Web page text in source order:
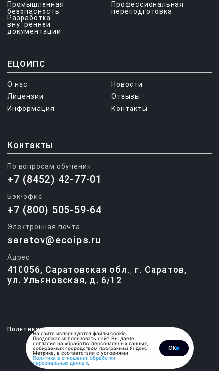
Промышленная
безопасность
Профессиональная
переподготовка
Разработка
внутренней
документации
ЕЦОИПС
О нас
Новости
Лицензии
Отзывы
Информация
Контакты
Контакты
По вопросам обучения
+7 (8452) 42-77-01
Бэк-офис
+7 (800) 505-59-64
Электронная почта
saratov@ecoips.ru
Адрес
410056, Саратовская обл., г. Саратов,
ул. Ульяновская, д. 6/12
Политика конфиденциальности
© 2015-2026, Единый центр
обучения и подготовки
специалистов.
На сайте используются файлы cookie.
Продолжая использовать сайт, Вы даете
согласие на обработку персональных данных,
собираемых посредством программы Яндекс
Метрика, в соответствии с условиями
Политики в отношении обработки
персональных данных.
ОК